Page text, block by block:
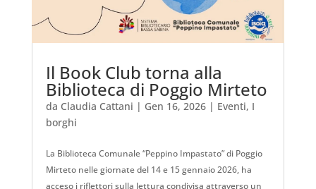
Il Book Club torna alla
Biblioteca di Poggio Mirteto
da Claudia Cattani | Gen 16, 2026| Eventi, I
borghi
La Biblioteca Comunale “Peppino Impastato” di Poggio
Mirteto nelle giornate del 14 e 15 gennaio 2026, ha
acceso i riflettori sulla lettura condivisa attraverso un